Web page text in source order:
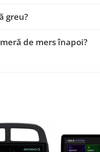
greu?
de mers înapoi?